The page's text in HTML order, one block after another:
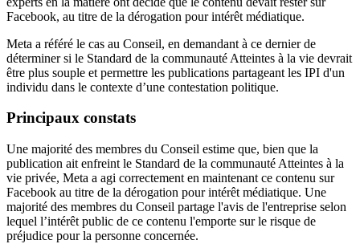
Facebook, au titre de la dérogation pour intérêt médiatique.
Meta a référé le cas au Conseil, en demandant à ce dernier de
déterminer si le Standard de la communauté Atteintes à la vie devrait
être plus souple et permettre les publications partageant les IPI d'un
individu dans le contexte d’une contestation politique.
Principaux constats
Une majorité des membres du Conseil estime que, bien que la
publication ait enfreint le Standard de la communauté Atteintes à la
vie privée, Meta a agi correctement en maintenant ce contenu sur
Facebook au titre de la dérogation pour intérêt médiatique. Une
majorité des membres du Conseil partage l'avis de l'entreprise selon
lequel l’intérêt public de ce contenu l'emporte sur le risque de
préjudice pour la personne concernée.